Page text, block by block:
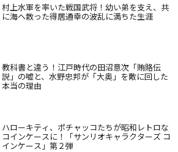
村上水軍を率いた戦国武将！幼い弟を支え、共
に海へ散った得居通幸の波乱に満ちた生涯
教科書と違う！江戸時代の田沼意次「賄賂伝
説」の嘘と、水野忠邦が「大奥」を敵に回した
本当の理由
ハローキティ、ポチャッコたちが昭和レトロな
コインケースに！「サンリオキャラクターズ コ
インケース」第２弾